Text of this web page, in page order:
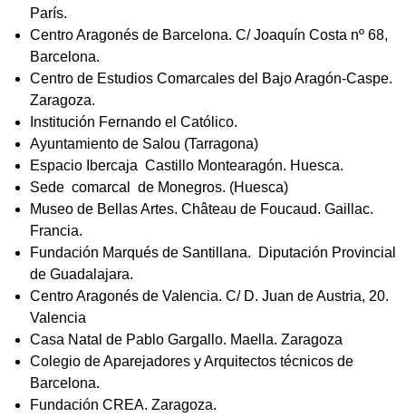
París.
Centro Aragonés de Barcelona. C/ Joaquín Costa nº 68,
Barcelona.
Centro de Estudios Comarcales del Bajo Aragón-Caspe.
Zaragoza.
Institución Fernando el Católico.
Ayuntamiento de Salou (Tarragona)
Espacio Ibercaja Castillo Montearagón. Huesca.
Sede comarcal de Monegros. (Huesca)
Museo de Bellas Artes. Château de Foucaud. Gaillac.
Francia.
Fundación Marqués de Santillana. Diputación Provincial
de Guadalajara.
Centro Aragonés de Valencia. C/ D. Juan de Austria, 20.
Valencia
Casa Natal de Pablo Gargallo. Maella. Zaragoza
Colegio de Aparejadores y Arquitectos técnicos de
Barcelona.
Fundación CREA. Zaragoza.